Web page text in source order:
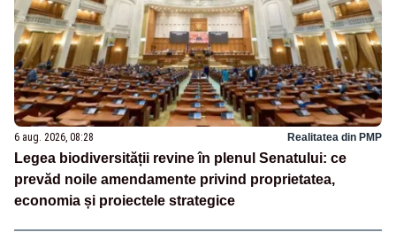
6 aug. 2026, 08:28 Realitatea din PMP
Legea biodiversității revine în plenul Senatului: ce
prevăd noile amendamente privind proprietatea,
economia și proiectele strategice